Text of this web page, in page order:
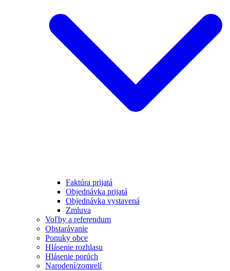
Faktúra prijatá
Objednávka prijatá
Objednávka vystavená
Zmluva
Voľby a referendum
Obstarávanie
Ponuky obce
Hlásenie rozhlasu
Hlásenie porúch
Narodení/zomrelí